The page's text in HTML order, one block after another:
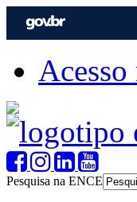
Pesquisa na ENCE